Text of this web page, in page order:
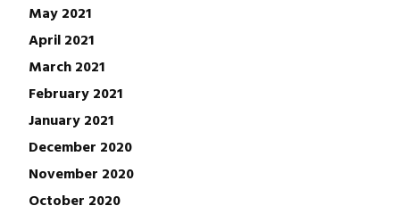
May 2021
April 2021
March 2021
February 2021
January 2021
December 2020
November 2020
October 2020